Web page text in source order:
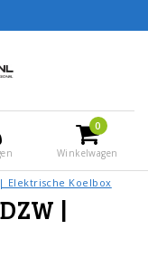
0
Winkelwagen
Elektrische Koelbox
|